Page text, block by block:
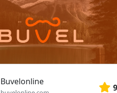
Buvelonline